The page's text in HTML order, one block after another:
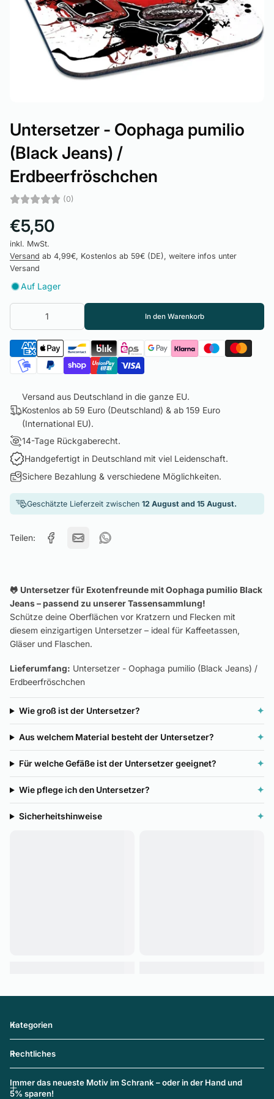
Untersetzer - Oophaga pumilio
(Black Jeans) /
Erdbeerfröschchen
(0)
€5,50
inkl. MwSt.
Versand ab 4,99€, Kostenlos ab 59€ (DE), weitere infos unter
Versand
Auf Lager
In den Warenkorb
Versand aus Deutschland in die ganze EU.
Kostenlos ab 59 Euro (Deutschland) & ab 159 Euro
(International EU).
14-Tage Rückgaberecht.
Handgefertigt in Deutschland mit viel Leidenschaft.
Sichere Bezahlung & verschiedene Möglichkeiten.
Geschätzte Lieferzeit zwischen 12 August and 15 August.
Teilen:
🐸 Untersetzer für Exotenfreunde mit Oophaga pumilio Black
Jeans – passend zu unserer Tassensammlung!
Schütze deine Oberflächen vor Kratzern und Flecken mit
diesem einzigartigen Untersetzer – ideal für Kaffeetassen,
Gläser und Flaschen.
Lieferumfang: Untersetzer - Oophaga pumilio (Black Jeans) /
Erdbeerfröschchen
Wie groß ist der Untersetzer? ✦
Aus welchem Material besteht der Untersetzer? ✦
Für welche Gefäße ist der Untersetzer geeignet? ✦
Wie pflege ich den Untersetzer? ✦
Sicherheitshinweise ✦
Kategorien
Rechtliches
Immer das neueste Motiv im Schrank – oder in der Hand und
5% sparen!